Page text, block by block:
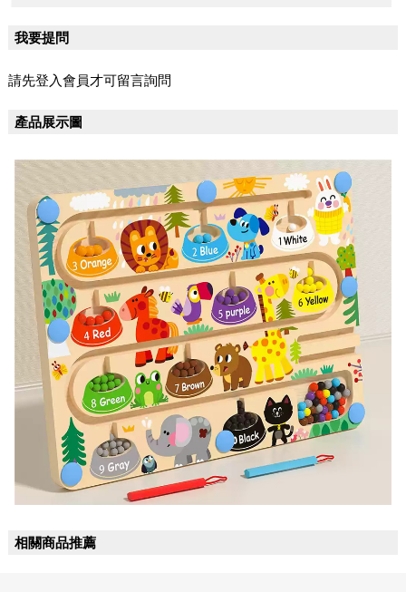
我要提問
請先登入會員才可留言詢問
產品展示圖
相關商品推薦